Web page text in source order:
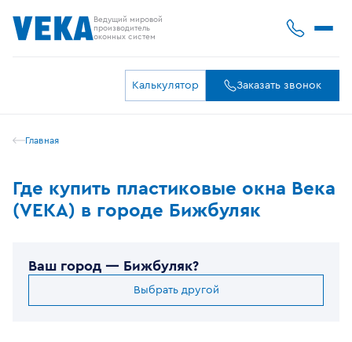
Ведущий мировой
производитель
оконных систем
Калькулятор Заказать звонок
Главная
Где купить пластиковые окна Века
(VEKA) в городе Бижбуляк
Ваш город — Бижбуляк?
Выбрать другой